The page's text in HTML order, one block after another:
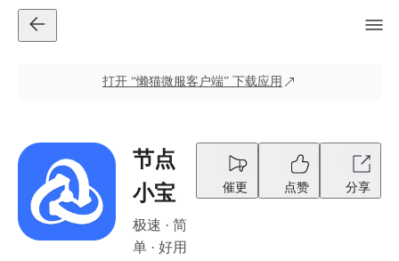
打开 “懒猫微服客户端” 下载应用
节点
小宝
极速 · 简
单 · 好用
催更 点赞 分享